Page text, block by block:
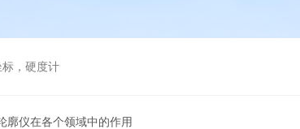
，硬度计
廓仪在各个领域中的作用